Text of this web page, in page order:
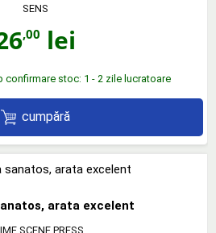
SENS
,00 lei
confirmare stoc: 1 - 2 zile lucratoare
cumpără
arata excelent
SCENE PRESS